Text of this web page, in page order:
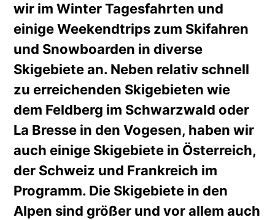
wir im Winter Tagesfahrten und
einige Weekendtrips zum Skifahren
und Snowboarden in diverse
Skigebiete an. Neben relativ schnell
zu erreichenden Skigebieten wie
dem Feldberg im Schwarzwald oder
La Bresse in den Vogesen, haben wir
auch einige Skigebiete in Österreich,
der Schweiz und Frankreich im
Programm. Die Skigebiete in den
Alpen sind größer und vor allem auch